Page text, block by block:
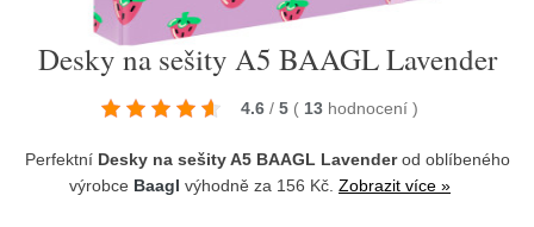
Desky na sešity A5 BAAGL Lavender
4.6 / 5 ( 13 hodnocení )
Perfektní Desky na sešity A5 BAAGL Lavenderod oblíbeného
výrobce Baagl výhodně za 156 Kč. Zobrazit více »